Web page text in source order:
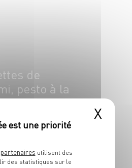
de
pesto à la
15 min 5 min
X
utilisent des
des statistiques sur le